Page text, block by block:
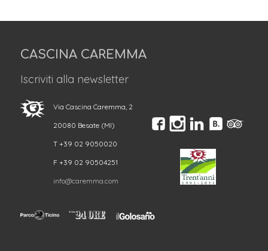
CASCINA CAREMMA
Iscriviti alla newsletter
Via Cascina Caremma, 2
20080 Besate (MI)
T +39 02 9050020
F +39 02 90504251
info@caremma.com